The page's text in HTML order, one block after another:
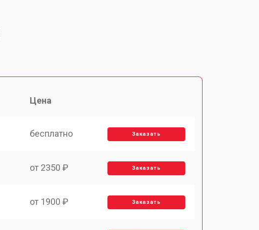
Цена
бесплатно Заказать
от 2350 ₽ Заказать
от 1900 ₽ Заказать